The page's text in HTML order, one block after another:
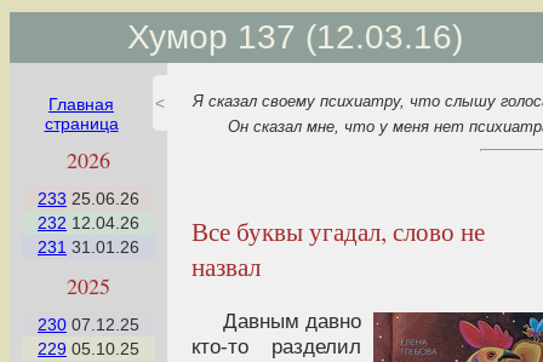
Хумор 137 (12.03.16)
<
Главная
страница
2026
233 25.06.26
232 12.04.26
231 31.01.26
2025
230 07.12.25
229 05.10.25
Я сказал своему психиатру, что слышу
Он сказал мне, что у меня нет
Все буквы угадал, слово не
назвал
Давным давно
кто-то разделил